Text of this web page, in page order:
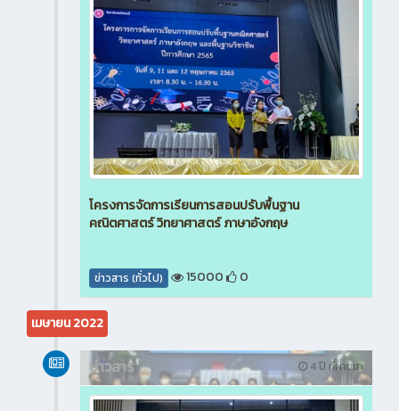
โครงการจัดการเรียนการสอนปรับพื้นฐาน
คณิตศาสตร์ วิทยาศาสตร์ ภาษาอังกฤษ
ข่าวสาร (ทั่วไป) 15000 0
เมษายน 2022
4 ปี ที่ผ่านมา
ข่าวสาร